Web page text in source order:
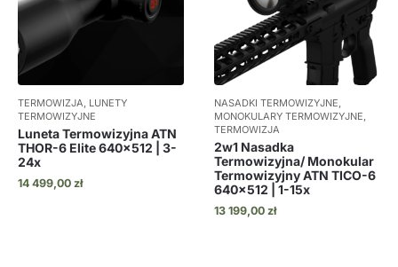
TERMOWIZJA, LUNETY
TERMOWIZYJNE
Luneta Termowizyjna ATN
THOR-6 Elite 640×512 | 3-
24x
14 499,00 zł
NASADKI TERMOWIZYJNE,
MONOKULARY TERMOWIZYJNE,
TERMOWIZJA
2w1 Nasadka
Termowizyjna/ Monokular
Termowizyjny ATN TICO-6
640×512 | 1-15x
13 199,00 zł